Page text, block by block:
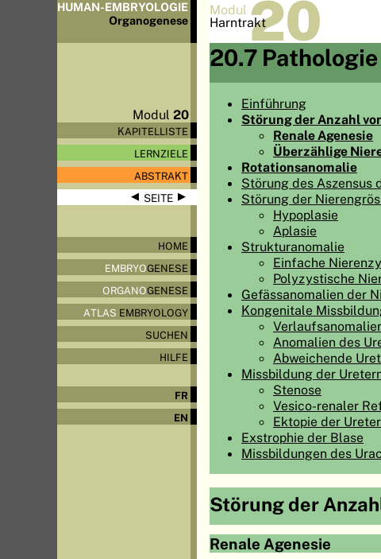
HUMAN-EMBRYOLOGIE
Organogenese
Modul20
KAPITELLISTE
LERNZIELE
ABSTRAKT
◀ SEITE▶
HOME
EMBRYOGENESE
ORGANOGENESE
ATLAS EMBRYOLOGY
SUCHEN
HILFE
FR
EN
Modul 20
Harntrakt
20.7 Pathologie
Einführung
Störung der Anzahl
Renale Agenesie
Überzählige
Rotationsanomalie
Störung des Aszensus
Störung der
Hypoplasie
Aplasie
Strukturanomalie
Einfache
Polyzystische
Gefässanomalien der
Kongenitale
Anomalien des
Abweichende
Missbildung der
Stenose
Vesico-renaler
Ektopie der
Exstrophie der Blase
Missbildungen des
Störung der
Renale Agenesie